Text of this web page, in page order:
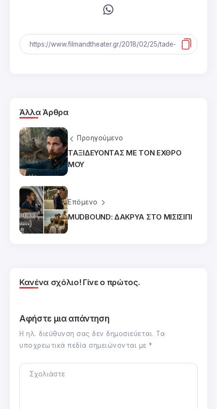
Άλλα Άρθρα
Προηγούμενο
ΤΑΞΙΔΕΥΟΝΤΑΣ ΜΕ ΤΟΝ ΕΧΘΡΟ
ΜΟΥ
Επόμενο
MUDBOUND: ΔΑΚΡΥΑ ΣΤΟ ΜΙΣΙΣΙΠΙ
Κανένα σχόλιο! Γίνε ο πρώτος.
Αφήστε μια απάντηση
Η ηλ. διεύθυνση σας δεν δημοσιεύεται. Τα
υποχρεωτικά πεδία σημειώνονται με *